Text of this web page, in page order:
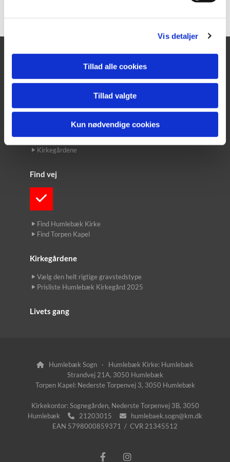
Vis detaljer
Tillad alle cookies
Tillad valgte
Kun nødvendige cookies
Fredensborg Provsti
Kontakt
Kirkekontoret
Kirkegårdene
Find vej
Find Humlebæk Kirke
Find Torpen Kapel
Kirkegårdene
Vælg den helt rigtige gravstedstype
Prisliste Humlebæk Kirkegård 2025
Livets gang

Humlebæk Sogn · Humlebæk Kirke: Humlebæk
Strandvej 21A, 3050 Humlebæk
Torpen Kapel: Nederste Torpenvej 3, 3050 Humlebæk
Kirkekontor: Sognegården, Nederste Torpenvej 3B, 3050
Humlebæk
 21203015 
humlebaek.sogn@km.dk
EAN 5798000859371 / CVR 21345512